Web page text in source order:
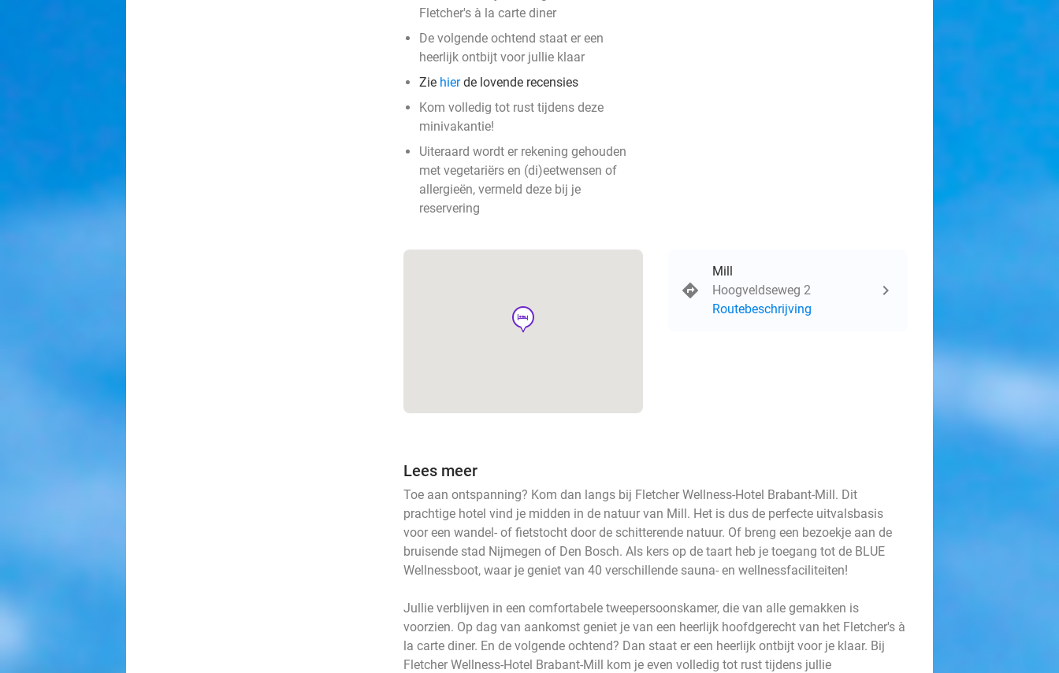
Fletcher's à la carte diner
De volgende ochtend staat er een
heerlijk ontbijt voor jullie klaar
Zie hierde lovende recensies
Kom volledig tot rust tijdens deze
minivakantie!
Uiteraard wordt er rekening gehouden
met vegetariërs en (di)eetwensen of
allergieën, vermeld deze bij je
reservering
hotel
Mill
Hoogveldseweg 2
Routebeschrijving
Lees meer
Toe aan ontspanning? Kom dan langs bij Fletcher Wellness-Hotel Brabant-Mill. Dit
prachtige hotel vind je midden in de natuur van Mill. Het is dus de perfecte uitvalsbasis
voor een wandel- of fietstocht door de schitterende natuur. Of breng een bezoekje aan de
bruisende stad Nijmegen of Den Bosch. Als kers op de taart heb je toegang tot de BLUE
Wellnessboot, waar je geniet van 40 verschillende sauna- en wellnessfaciliteiten!
Jullie verblijven in een comfortabele tweepersoonskamer, die van alle gemakken is
voorzien. Op dag van aankomst geniet je van een heerlijk hoofdgerecht van het Fletcher's à
la carte diner. En de volgende ochtend? Dan staat er een heerlijk ontbijt voor je klaar. Bij
Fletcher Wellness-Hotel Brabant-Mill kom je even volledig tot rust tijdens jullie